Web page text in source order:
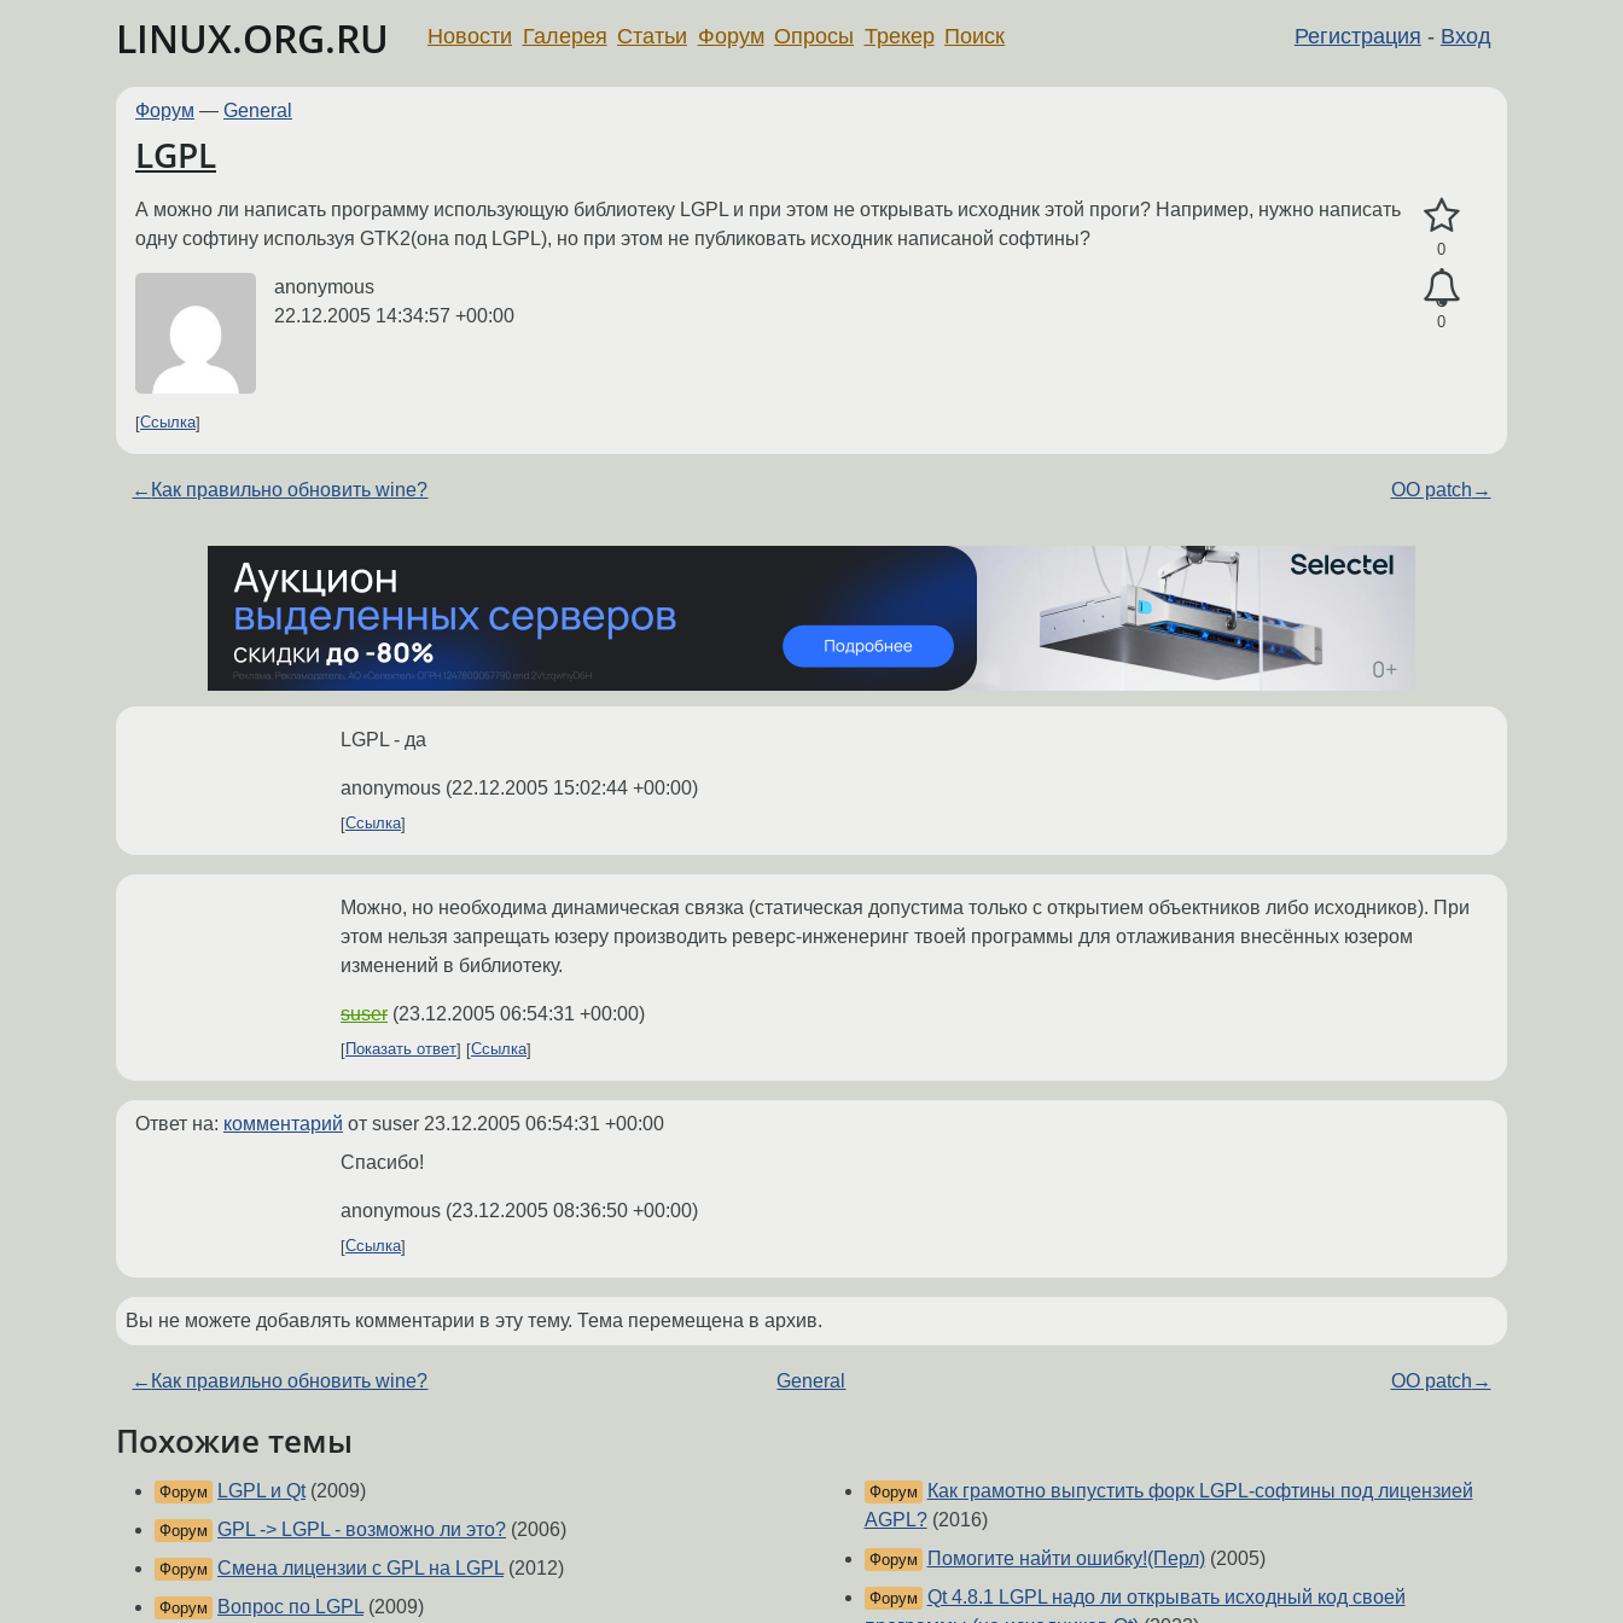
LINUX.ORG.RU Регистрация - Вход
Новости Галерея Статьи Форум Опросы Трекер Поиск
Форум — General
LGPL
0
0
А можно ли написать программу использующую библиотеку LGPL и при этом не открывать исходник этой проги? Например, нужно написать
одну софтину используя GTK2(она под LGPL), но при этом не публиковать исходник написаной софтины?
anonymous
22.12.2005 14:34:57 +00:00
Ссылка
← Как правильно обновить wine? OO patch →
LGPL - да
anonymous (22.12.2005 15:02:44 +00:00)
Ссылка
Можно, но необходима динамическая связка (статическая допустима только с открытием объектников либо исходников). При
этом нельзя запрещать юзеру производить реверс-инженеринг твоей программы для отлаживания внесённых юзером
изменений в библиотеку.
suser (23.12.2005 06:54:31 +00:00)
Показать ответ Ссылка
Ответ на: комментарий от suser 23.12.2005 06:54:31 +00:00
Спасибо!
anonymous (23.12.2005 08:36:50 +00:00)
Ссылка
Вы не можете добавлять комментарии в эту тему. Тема перемещена в архив.
← Как правильно обновить wine? General OO patch →
Похожие темы
Форум LGPL и Qt(2009)
Форум GPL -> LGPL - возможно ли это? (2006)
Форум Смена лицензии с GPL на LGPL(2012)
Форум Вопрос по LGPL(2009)
Форум
Как грамотно выпустить форк LGPL-софтины под лицензией
AGPL?(2016)
Форум Помогите найти ошибку!(Перл)(2005)
Форум Qt 4.8.1 LGPL надо ли открывать исходный код своей